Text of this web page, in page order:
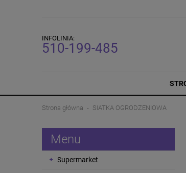
INFOLINIA:
510-199-485
Strona główna SIATKA OGRODZENIOWA
Menu
Supermarket